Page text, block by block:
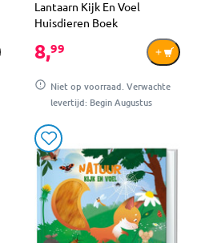
Lantaarn Kijk En Voel
Huisdieren Boek
8,99
Niet op voorraad. Verwachte
levertijd: Begin Augustus